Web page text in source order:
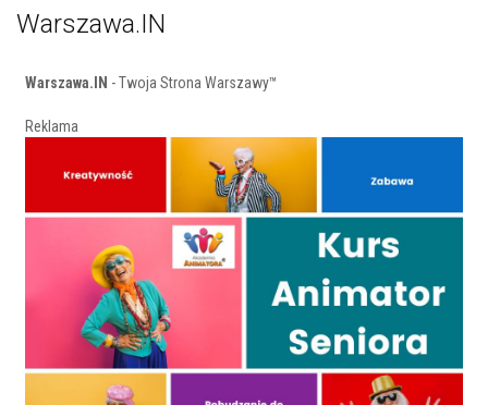
Warszawa.IN
Warszawa.IN - Twoja Strona Warszawy™
Reklama